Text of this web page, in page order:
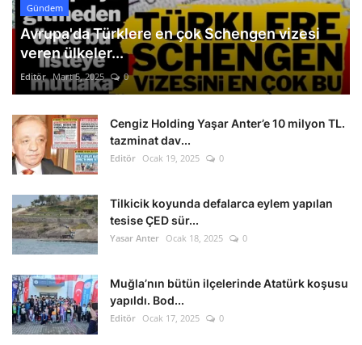
Gündem
Avrupa'da Türklere en çok Schengen vizesi
veren ülkeler...
Editör Mart 5, 2025 0
Cengiz Holding Yaşar Anter’e 10 milyon TL.
tazminat dav...
Editör Ocak 19, 2025 0
Tilkicik koyunda defalarca eylem yapılan
tesise ÇED sür...
Yasar Anter Ocak 18, 2025 0
Muğla’nın bütün ilçelerinde Atatürk koşusu
yapıldı. Bod...
Editör Ocak 17, 2025 0